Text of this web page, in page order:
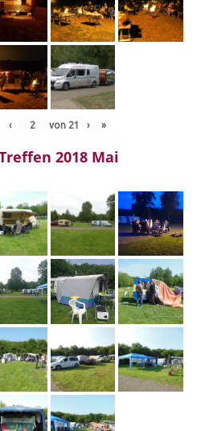
‹ von 21 › »
2018 Mai